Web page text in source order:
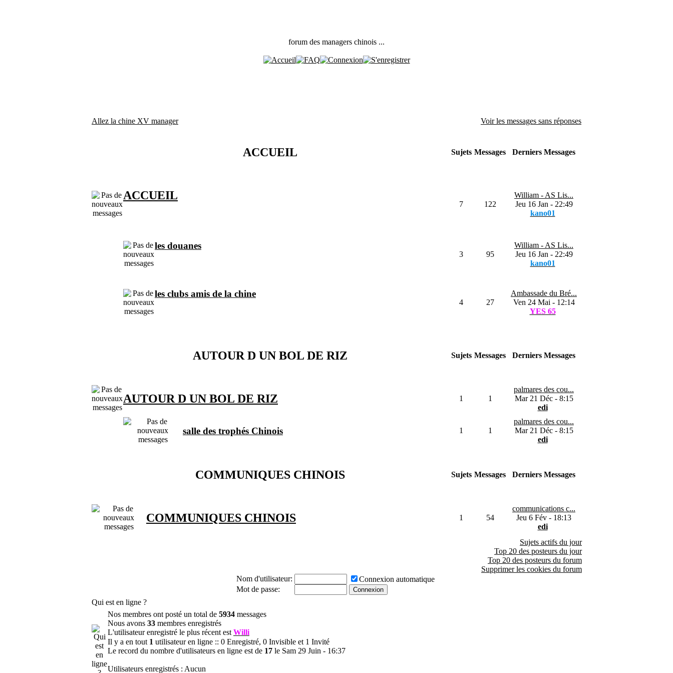
forum des managers chinois ...
Allez la chine XV manager Voir les messages sans réponses
ACCUEIL Sujets Messages Derniers Messages
ACCUEIL
7 122
William - AS Lis...
Jeu 16 Jan - 22:49
kano01
les douanes
3 95
William - AS Lis...
Jeu 16 Jan - 22:49
kano01
les clubs amis de la chine
4 27
Ambassade du Bré...
Ven 24 Mai - 12:14
YES 65
AUTOUR D UN BOL DE RIZ Sujets Messages Derniers Messages
AUTOUR D UN BOL DE RIZ 1 1
palmares des cou...
Mar 21 Déc - 8:15
edi
salle des trophés Chinois 1 1
palmares des cou...
Mar 21 Déc - 8:15
edi
COMMUNIQUES CHINOIS Sujets Messages Derniers Messages
COMMUNIQUES CHINOIS 1 54
communications c...
Jeu 6 Fév - 18:13
edi
Sujets actifs du jour
Top 20 des posteurs du jour
Top 20 des posteurs du forum
Supprimer les cookies du forum
Nom d'utilisateur:
Connexion automatique
Mot de passe:
Qui est en ligne ?
Nos membres ont posté un total de 5934 messages
Nous avons 33 membres enregistrés
L'utilisateur enregistré le plus récent est Willi
Il y a en tout 1 utilisateur en ligne :: 0 Enregistré, 0 Invisible et 1 Invité
Le record du nombre d'utilisateurs en ligne est de 17 le Sam 29 Juin - 16:37
Utilisateurs enregistrés : Aucun